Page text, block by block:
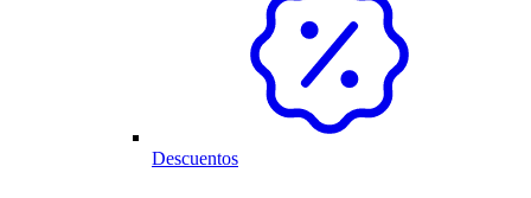
Descuentos